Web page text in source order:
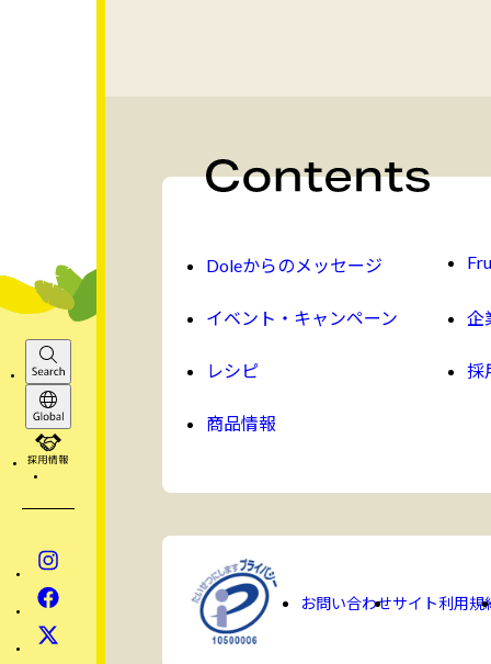
Search
Global
Doleからのメッセージ
イベント・キャンペーン
レシピ
商品情報
企
採
お問い合わせサイト利用規